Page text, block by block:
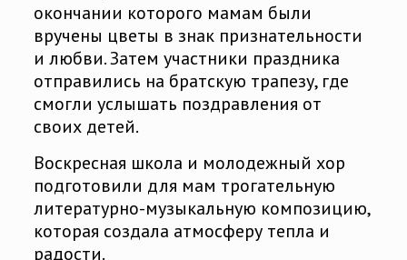
окончании которого мамам были
вручены цветы в знак признательности
и любви. Затем участники праздника
отправились на братскую трапезу, где
смогли услышать поздравления от
своих детей.
Воскресная школа и молодежный хор
подготовили для мам трогательную
литературно-музыкальную композицию,
которая создала атмосферу тепла и
радости.